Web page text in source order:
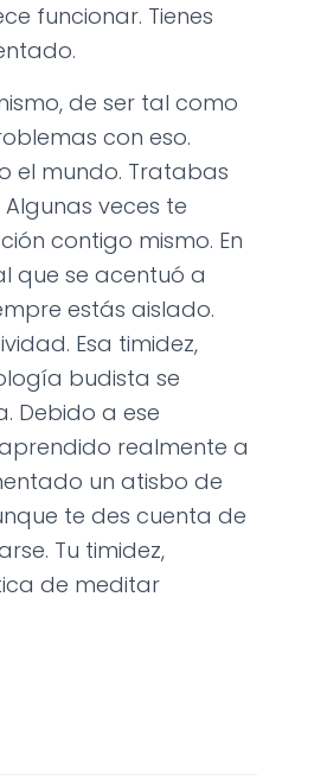
funcionar. Tienes
de ser tal como
con eso.
el mundo. Tratabas
veces te
contigo mismo. En
que se acentuó a
estás aislado.
Esa timidez,
budista se
Debido a ese
realmente a
un atisbo de
te des cuenta de
Tu timidez,
de meditar